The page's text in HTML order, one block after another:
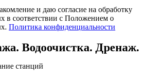
и даю согласие на обработку
в соответствии с Положением о
Политика конфиденциальности
Водоочистка. Дренаж.
станций